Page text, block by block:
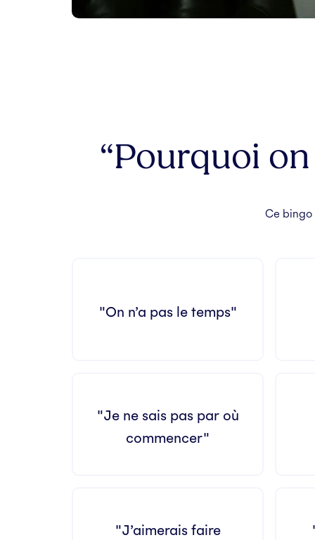
“Pourquoi
Ce bingo
"On n’a pas le temps"
"Je ne sais pas par où
commencer"
"J’aimerais faire